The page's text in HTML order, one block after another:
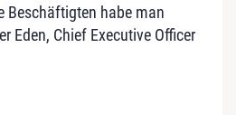
Beschäftigten habe man
Eden, Chief Executive Officer